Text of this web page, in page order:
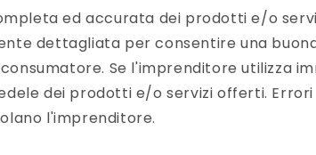
ed accurata dei prodotti e/o
dettagliata per consentire una
Se l'imprenditore utilizza
dei prodotti e/o servizi offerti. Errori
l'imprenditore.